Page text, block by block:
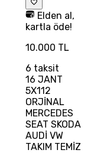
Elden al,
kartla öde!
10.000 TL
6 taksit
16 JANT
5X112
ORJİNAL
MERCEDES
SEAT SKODA
AUDİ VW
TAKIM TEMİZ